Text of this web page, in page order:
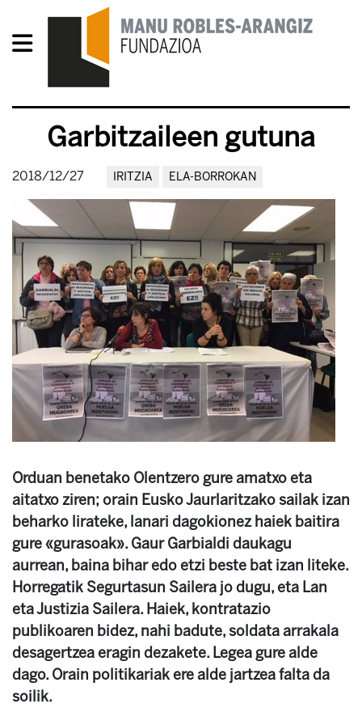
Garbitzaileen gutuna
2018/12/27 IRITZIA ELA-BORROKAN
Orduan benetako Olentzero gure amatxo eta
aitatxo ziren; orain Eusko Jaurlaritzako sailak izan
beharko lirateke, lanari dagokionez haiek baitira
gure «gurasoak». Gaur Garbialdi daukagu
aurrean, baina bihar edo etzi beste bat izan liteke.
Horregatik Segurtasun Sailera jo dugu, eta Lan
eta Justizia Sailera. Haiek, kontratazio
publikoaren bidez, nahi badute, soldata arrakala
desagertzea eragin dezakete. Legea gure alde
dago. Orain politikariak ere alde jartzea falta da
soilik.